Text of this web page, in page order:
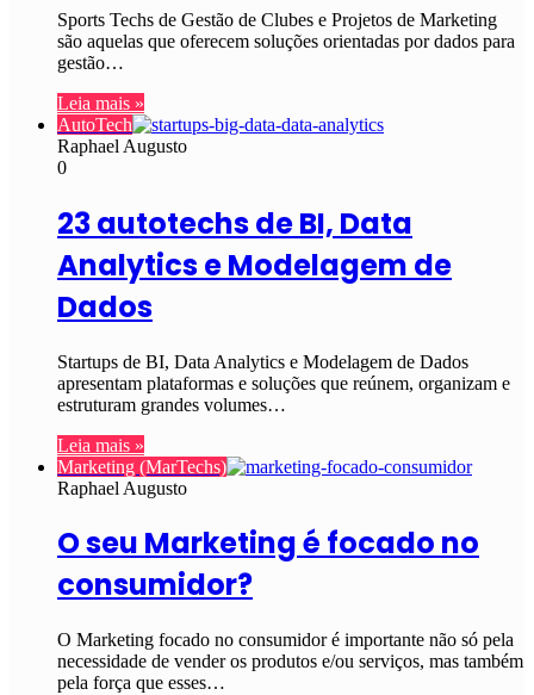
Sports Techs de Gestão de Clubes e Projetos de Marketing
são aquelas que oferecem soluções orientadas por dados para
gestão…
Leia mais »
AutoTech
Raphael Augusto
0
23 autotechs de BI, Data
Analytics e Modelagem de
Dados
Startups de BI, Data Analytics e Modelagem de Dados
apresentam plataformas e soluções que reúnem, organizam e
estruturam grandes volumes…
Leia mais »
Marketing (MarTechs)
Raphael Augusto
O seu Marketing é focado no
consumidor?
O Marketing focado no consumidor é importante não só pela
necessidade de vender os produtos e/ou serviços, mas também
pela força que esses…